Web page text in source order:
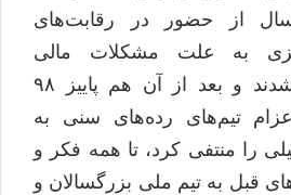
از حضور در رقابت‌های
به علت مشکلات مالی
فدراسیون محروم شدند و بعد از آن هم پاییز ۹۸
تیم‌های رده‌های سنی به
را منتفی کرد، تا همه فکر و
قبل به تیم ملی بزرگسالان و